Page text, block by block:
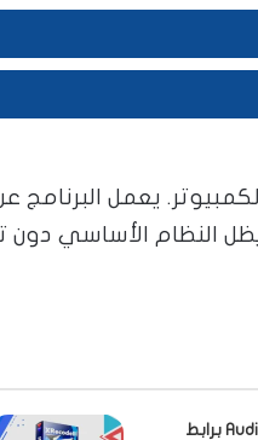
يعمل البرنامج عن
النظام الأساسي دون
تحميل برنامج AudioSelector برابط